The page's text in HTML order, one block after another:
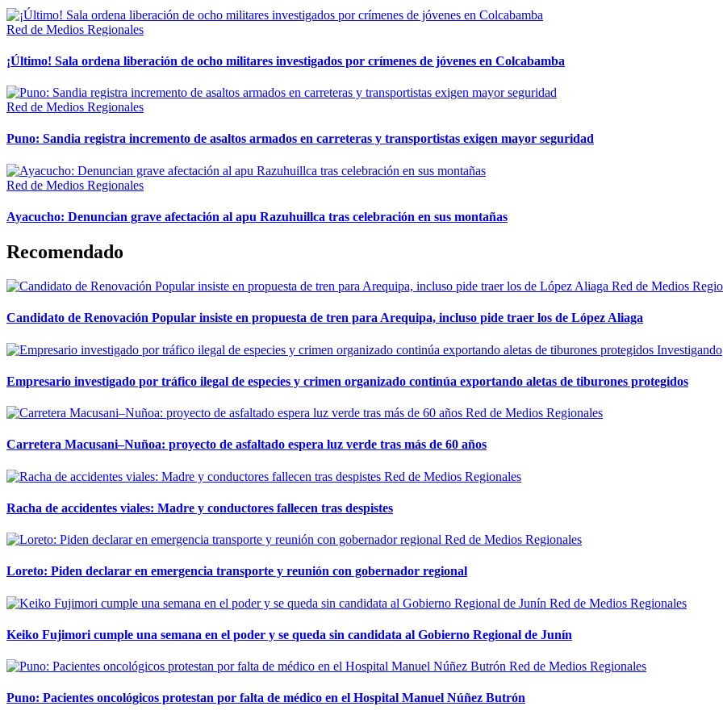
Red de Medios Regionales
¡Último! Sala ordena liberación de ocho militares investigados por crímenes de jóvenes en Colcabamba
Red de Medios Regionales
Puno: Sandia registra incremento de asaltos armados en carreteras y transportistas exigen mayor seguridad
Red de Medios Regionales
Ayacucho: Denuncian grave afectación al apu Razuhuillca tras celebración en sus montañas
Recomendado
Red de Medios
Candidato de Renovación Popular insiste en propuesta de tren para Arequipa, incluso pide traer los de López Aliaga
Investigando
Empresario investigado por tráfico ilegal de especies y crimen organizado continúa exportando aletas de tiburones protegidos
Red de Medios Regionales
Carretera Macusani–Nuñoa: proyecto de asfaltado espera luz verde tras más de 60 años
Red de Medios Regionales
Racha de accidentes viales: Madre y conductores fallecen tras despistes
Red de Medios Regionales
Loreto: Piden declarar en emergencia transporte y reunión con gobernador regional
Red de Medios Regionales
Keiko Fujimori cumple una semana en el poder y se queda sin candidata al Gobierno Regional de Junín
Red de Medios Regionales
Puno: Pacientes oncológicos protestan por falta de médico en el Hospital Manuel Núñez Butrón